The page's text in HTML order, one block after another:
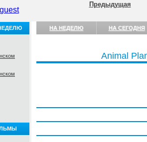
Предыдущая
НА НЕДЕЛЮ НА СЕГОДНЯ
Animal